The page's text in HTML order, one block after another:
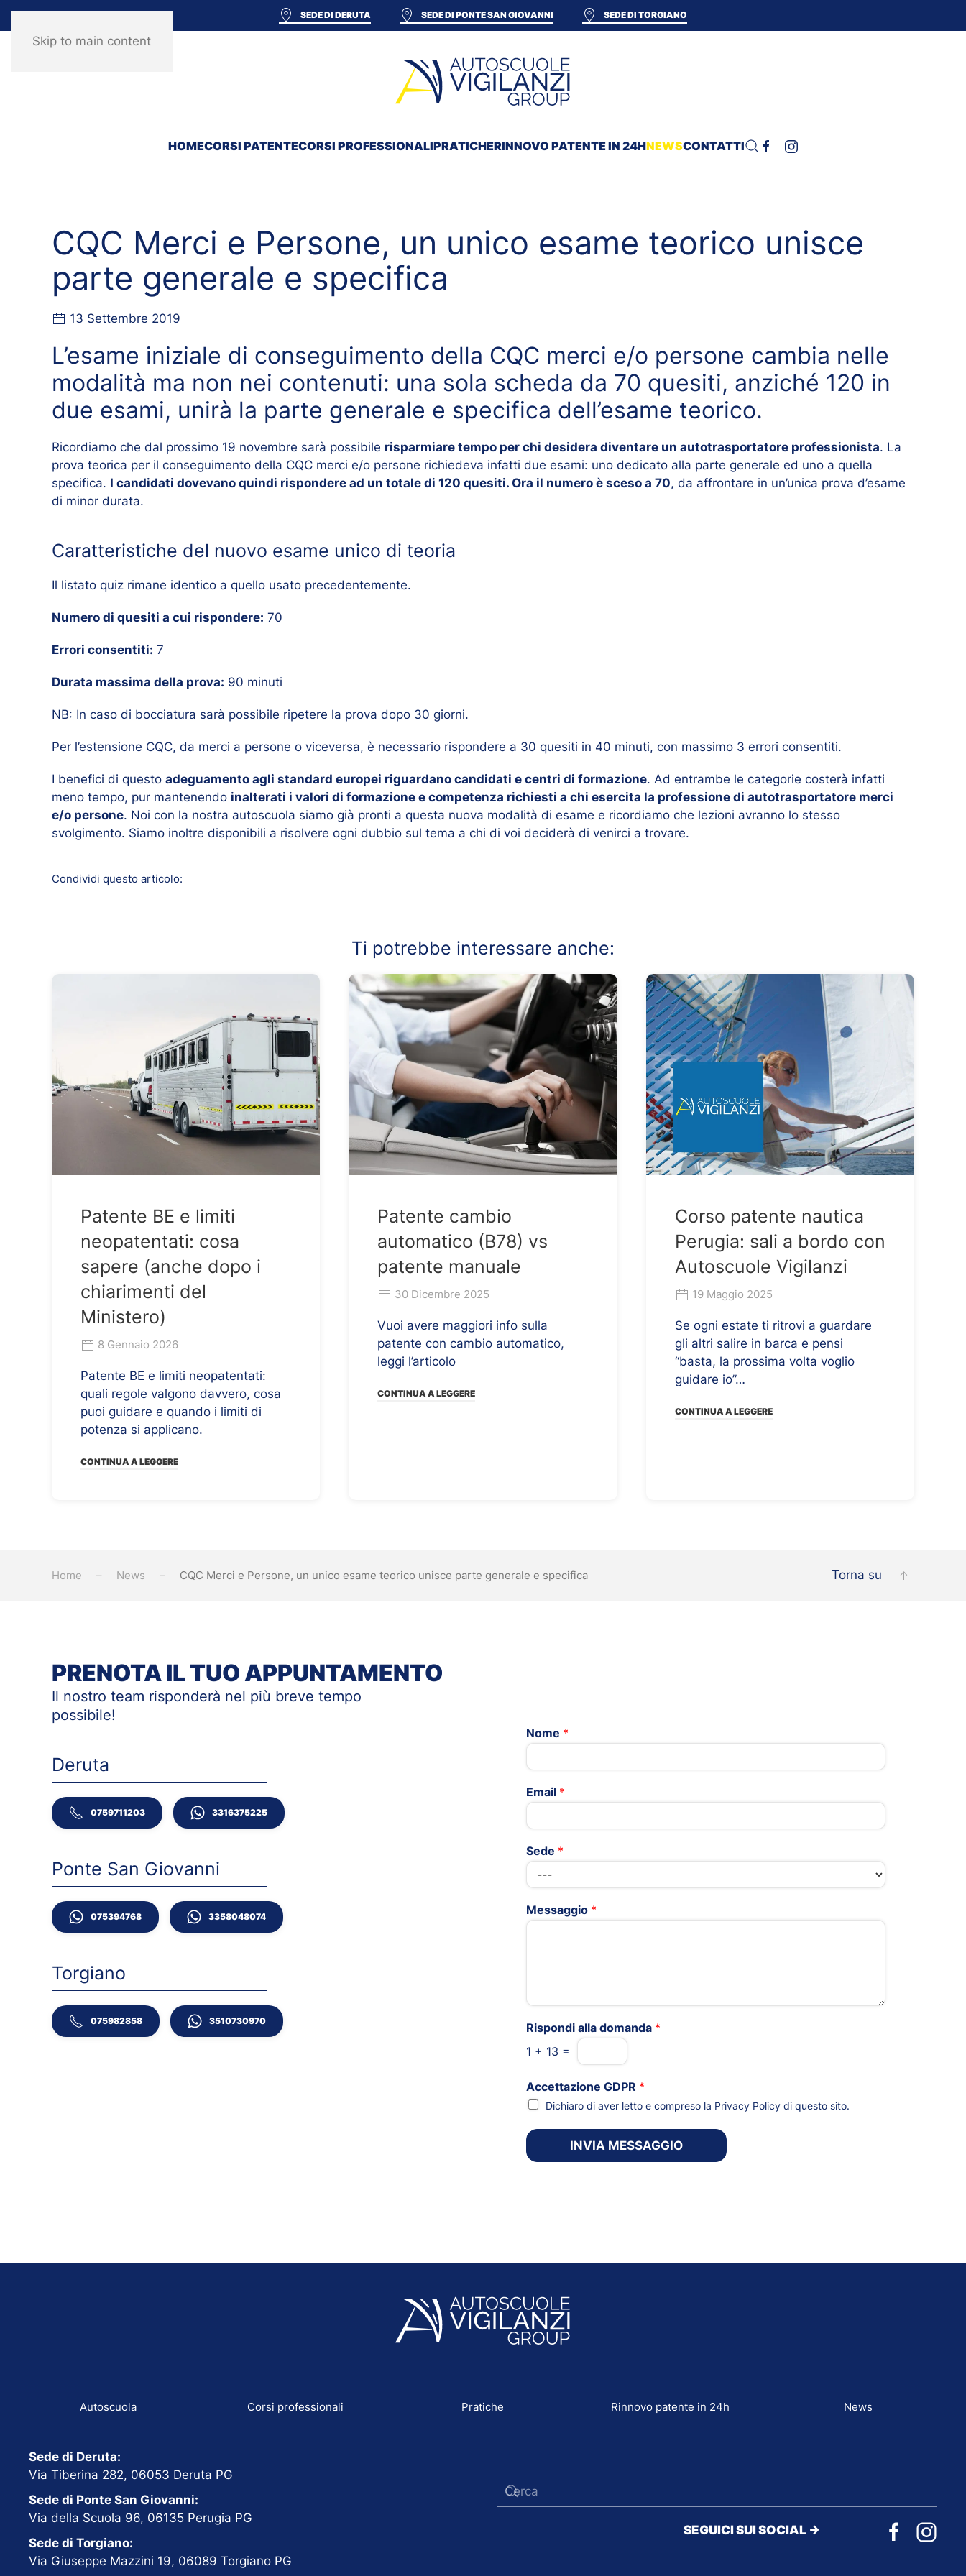
Skip to main content
SEDE DI DERUTA SEDE DI PONTE SAN GIOVANNI SEDE DI TORGIANO
HOMECORSI PATENTECORSI PROFESSIONALIPRATICHERINNOVO PATENTE IN 24HNEWSCONTATTI
CQC Merci e Persone, un unico esame teorico unisce
parte generale e specifica
13 Settembre 2019
L’esame iniziale di conseguimento della CQC merci e/o persone cambia nelle
modalità ma non nei contenuti: una sola scheda da 70 quesiti, anziché 120 in
due esami, unirà la parte generale e specifica dell’esame teorico.
Ricordiamo che dal prossimo 19 novembre sarà possibile risparmiare tempo per chi desidera diventare un autotrasportatore professionista. La
prova teorica per il conseguimento della CQC merci e/o persone richiedeva infatti due esami: uno dedicato alla parte generale ed uno a quella
specifica. I candidati dovevano quindi rispondere ad un totale di 120 quesiti. Ora il numero è sceso a 70, da affrontare in un’unica prova d’esame
di minor durata.
Caratteristiche del nuovo esame unico di teoria
Il listato quiz rimane identico a quello usato precedentemente.
Numero di quesiti a cui rispondere: 70
Errori consentiti: 7
Durata massima della prova: 90 minuti
NB: In caso di bocciatura sarà possibile ripetere la prova dopo 30 giorni.
Per l’estensione CQC, da merci a persone o viceversa, è necessario rispondere a 30 quesiti in 40 minuti, con massimo 3 errori consentiti.
I benefici di questo adeguamento agli standard europei riguardano candidati e centri di formazione. Ad entrambe le categorie costerà infatti
meno tempo, pur mantenendo inalterati i valori di formazione e competenza richiesti a chi esercita la professione di autotrasportatore merci
e/o persone. Noi con la nostra autoscuola siamo già pronti a questa nuova modalità di esame e ricordiamo che lezioni avranno lo stesso
svolgimento. Siamo inoltre disponibili a risolvere ogni dubbio sul tema a chi di voi deciderà di venirci a trovare.
Condividi questo articolo:
Ti potrebbe interessare anche:
Patente BE e limiti
neopatentati: cosa
sapere (anche dopo i
chiarimenti del
Ministero)
8 Gennaio 2026
Patente BE e limiti neopatentati:
quali regole valgono davvero, cosa
puoi guidare e quando i limiti di
potenza si applicano.
CONTINUA A LEGGERE
Patente cambio
automatico (B78) vs
patente manuale
30 Dicembre 2025
Vuoi avere maggiori info sulla
patente con cambio automatico,
leggi l’articolo
CONTINUA A LEGGERE
Corso patente nautica
Perugia: sali a bordo con
Autoscuole Vigilanzi
19 Maggio 2025
Se ogni estate ti ritrovi a guardare
gli altri salire in barca e pensi
“basta, la prossima volta voglio
guidare io”…
CONTINUA A LEGGERE
Home News CQC Merci e Persone, un unico esame teorico unisce parte generale e specifica Torna su
PRENOTA IL TUO APPUNTAMENTO
Il nostro team risponderà nel più breve tempo
possibile!
Deruta
0759711203 3316375225
Ponte San Giovanni
075394768 3358048074
Torgiano
075982858 3510730970
Nome *
Email *
Sede *
Messaggio *
Rispondi alla domanda *
1 + 13 =
Accettazione GDPR *
Dichiaro di aver letto e compreso la Privacy Policy di questo sito.
INVIA MESSAGGIO
Autoscuola Corsi professionali Pratiche Rinnovo patente in 24h News
Sede di Deruta:
Via Tiberina 282, 06053 Deruta PG
Sede di Ponte San Giovanni:
Via della Scuola 96, 06135 Perugia PG
Sede di Torgiano:
Via Giuseppe Mazzini 19, 06089 Torgiano PG
SEGUICI SUI SOCIAL ->